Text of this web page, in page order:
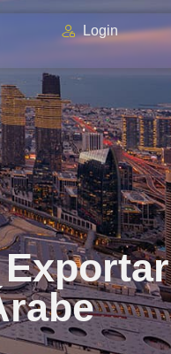
Login